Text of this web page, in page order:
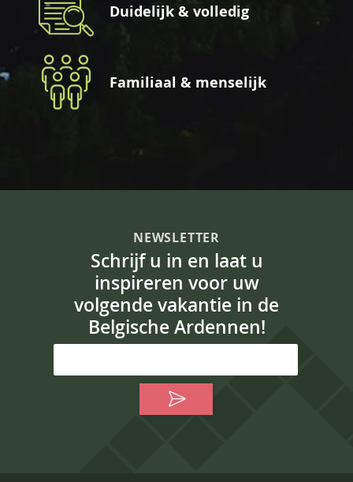
Duidelijk & volledig
Familiaal & menselijk
NEWSLETTER
Schrijf u in en laat u
inspireren voor uw
volgende vakantie in de
Belgische Ardennen!